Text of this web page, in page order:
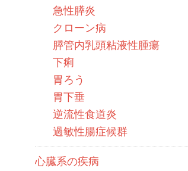
急性膵炎
クローン病
膵管内乳頭粘液性腫瘍
下痢
胃ろう
胃下垂
逆流性食道炎
過敏性腸症候群
心臓系の疾病